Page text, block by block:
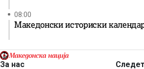
08:00
Македонски историски
За нас